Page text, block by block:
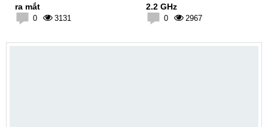
ra mắt
0 3131
2.2 GHz
0 2967